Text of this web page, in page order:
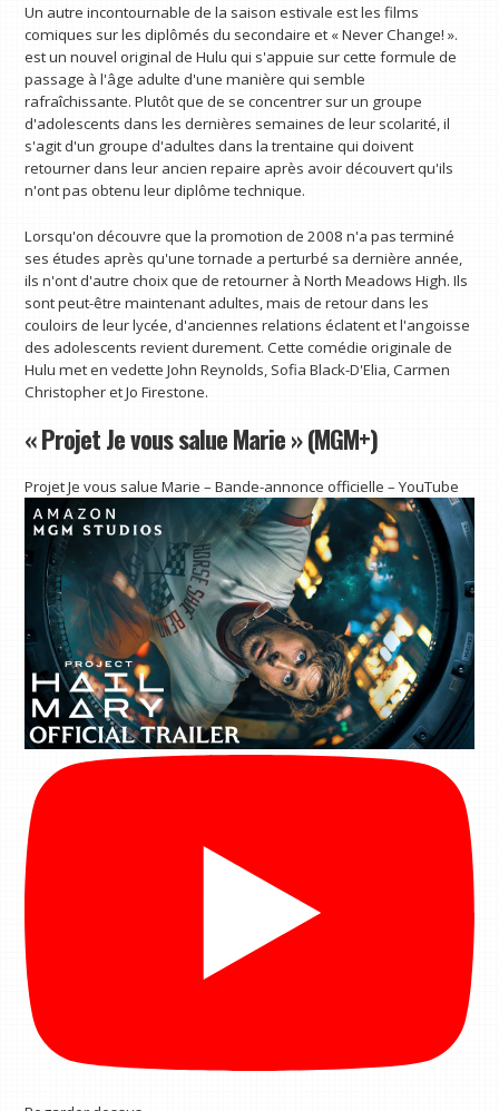
Un autre incontournable de la saison estivale est les films
comiques sur les diplômés du secondaire et « Never Change! ».
est un nouvel original de Hulu qui s'appuie sur cette formule de
passage à l'âge adulte d'une manière qui semble
rafraîchissante. Plutôt que de se concentrer sur un groupe
d'adolescents dans les dernières semaines de leur scolarité, il
s'agit d'un groupe d'adultes dans la trentaine qui doivent
retourner dans leur ancien repaire après avoir découvert qu'ils
n'ont pas obtenu leur diplôme technique.
Lorsqu'on découvre que la promotion de 2008 n'a pas terminé
ses études après qu'une tornade a perturbé sa dernière année,
ils n'ont d'autre choix que de retourner à North Meadows High. Ils
sont peut-être maintenant adultes, mais de retour dans les
couloirs de leur lycée, d'anciennes relations éclatent et l'angoisse
des adolescents revient durement. Cette comédie originale de
Hulu met en vedette John Reynolds, Sofia Black-D'Elia, Carmen
Christopher et Jo Firestone.
« Projet Je vous salue Marie » (MGM+)
Projet Je vous salue Marie – Bande-annonce officielle – YouTube